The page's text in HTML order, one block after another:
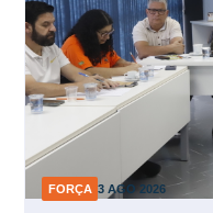
FORÇA 3 AGO 2026